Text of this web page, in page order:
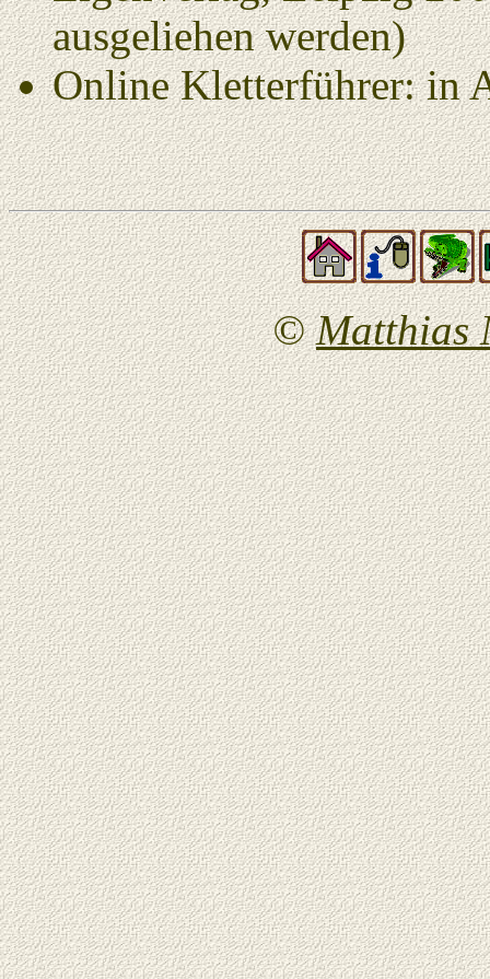
ausgeliehen werden)
Online Kletterführer: in
©Matthias